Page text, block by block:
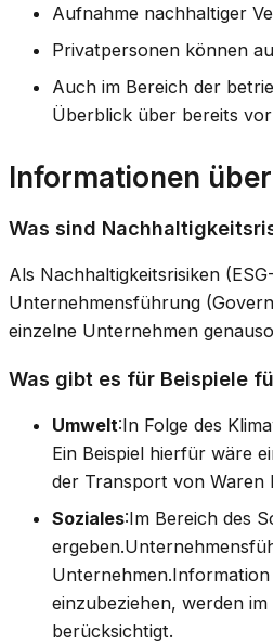
Aufnahme nachhaltiger
Privatpersonen können
Auch im Bereich der
Überblick über bereits
Informationen
Was sind
Als Nachhaltigkeitsrisiken
Unternehmensführung
einzelne Unternehmen
Was gibt es für Beispiele
Umwelt:In Folge des
Ein Beispiel hierfür wäre
der Transport von Waren
Soziales:Im Bereich des
einzubeziehen, werden
berücksichtigt.